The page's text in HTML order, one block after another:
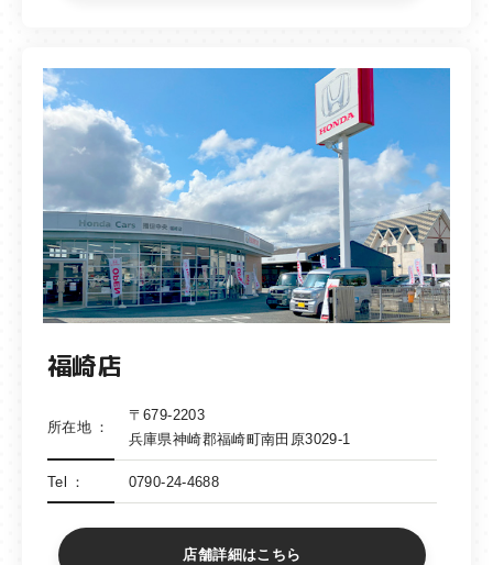
福崎店
所在地
〒679-2203
兵庫県神崎郡福崎町南田原3029-1
Tel 0790-24-4688
店舗詳細はこちら